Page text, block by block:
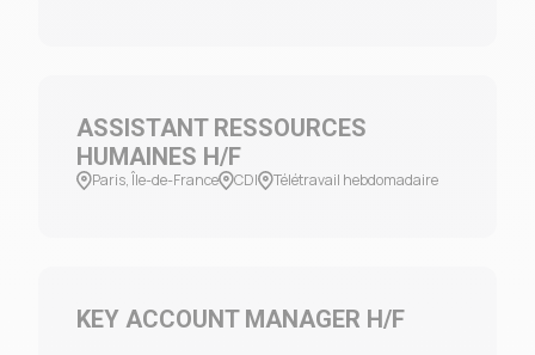
ASSISTANT RESSOURCES
HUMAINES H/F
Paris, Île-de-France CDI Télétravail hebdomadaire
KEY ACCOUNT MANAGER H/F